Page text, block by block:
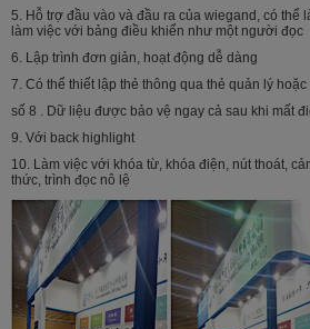
5. Hỗ trợ đầu vào và đầu ra của wiegand, có thể
làm việc với bảng điều khiển như một người đọc
6. Lập trình đơn giản, hoạt động dễ dàng
7. Có thể thiết lập thẻ thông qua thẻ quản lý
số 8 . Dữ liệu được bảo vệ ngay cả sau khi mất
9. Với back highlight
10. Làm việc với khóa từ, khóa điện, nút thoát,
thức, trình đọc nô lệ